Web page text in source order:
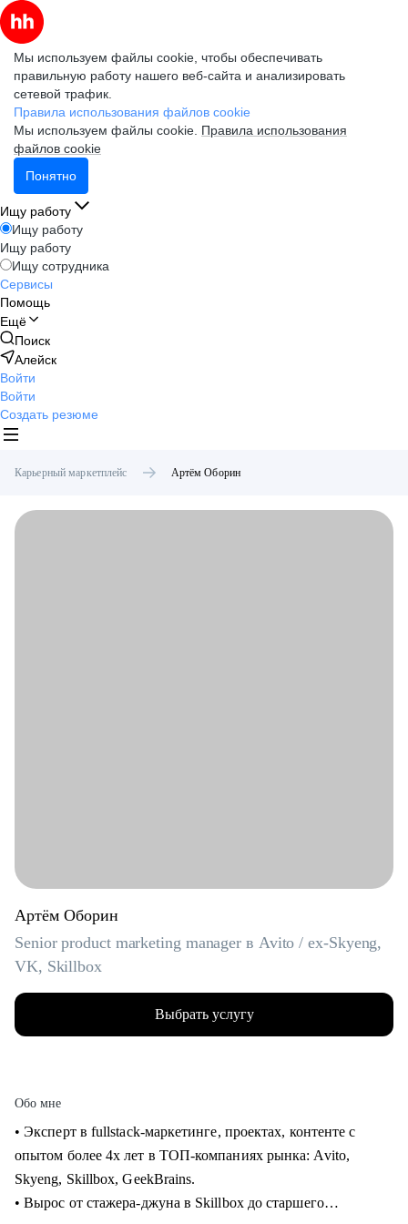
Мы используем файлы cookie, чтобы обеспечивать
правильную работу нашего веб-сайта и анализировать
сетевой трафик.
Правила использования файлов cookie
Мы используем файлы cookie. Правила использования
файлов cookie
Понятно
Ищу работу
Ищу работу
Ищу работу
Ищу сотрудника
Сервисы
Помощь
Ещё
Поиск
Алейск
Войти
Войти
Создать резюме
Карьерный маркетплейс Артём Оборин
Артём Оборин
Senior product marketing manager в Avito / ex-Skyeng,
VK, Skillbox
Выбрать услугу
Обо мне
• Эксперт в fullstack-маркетинге, проектах, контенте с
опытом более 4х лет в ТОП-компаниях рынка: Avito,
Skyeng, Skillbox, GeekBrains.
• Вырос от стажера-джуна в Skillbox до старшего